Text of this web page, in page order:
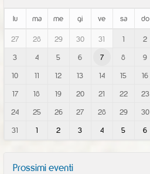
lu ma me gi ve sa do
27 28 29 30 31 1
2
3
4 5 6 7 8
9
10
11 12 13 14 15
16
17
18 19 20 21 22
23
24
25 26 27 28 29
30
31
1 2 3 4 5 6
Prossimi eventi